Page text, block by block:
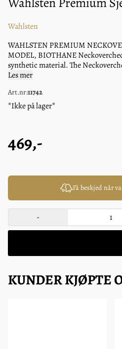
Wahlsten
WAHLSTEN PREMIUM
MODEL, BIOTHANE Neckovercheck made of high quality
synthetic material. The Neckovercheck is designed for horses
that get hot while driving. The Neckovercheck is attched to the
attached to the bit. The orientation of the reins changes, making
the horse easier to control. Made of BioThane, stainless steel
Les mer
Art.nr:11742
*Ikke på lager*
469,-
Få beskjed når
-
KUNDER KJØPTE